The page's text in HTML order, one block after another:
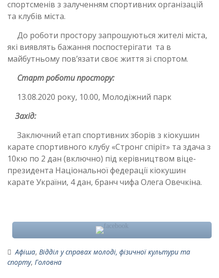
спортсменів з залученням спортивних організацій
та клубів міста.
До роботи простору запрошуються жителі міста,
які виявлять бажання поспостерігати та в
майбутньому пов’язати своє життя зі спортом.
Старт роботи простору:
13.08.2020 року, 10.00, Молодіжний парк
Захід:
Заключний етап спортивних зборів з кіокушин
карате спортивного клубу «Стронг спіріт» та здача з
10кю по 2 дан (включно) під керівництвом віце-
президента Національної федерації кіокушин
карате України, 4 дан, бранч чифа Олега Овечкіна.
Афіша, Відділ у справах молоді, фізичної культури та
спорту, Головна